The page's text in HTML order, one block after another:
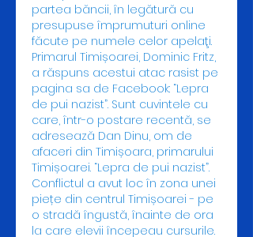
partea băncii, în legătură cu
presupuse împrumuturi online
făcute pe numele celor apelaţi.
Primarul Timișoarei, Dominic Fritz,
a răspuns acestui atac rasist pe
pagina sa de Facebook: “Lepra
de pui nazist”. Sunt cuvintele cu
care, într-o postare recentă, se
adresează Dan Dinu, om de
afaceri din Timișoara, primarului
Timișoarei. “Lepra de pui nazist”.
Conflictul a avut loc în zona unei
piețe din centrul Timișoarei - pe
o stradă îngustă, înainte de ora
la care elevii începeau cursurile.